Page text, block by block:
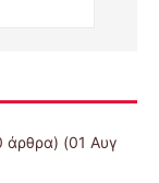
άρθρα) (01 Αυγ